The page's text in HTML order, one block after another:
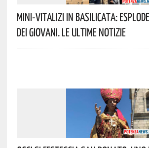
Mini-Vitalizi In Basilicata:
Dei Giovani. Le Ultime Notizie